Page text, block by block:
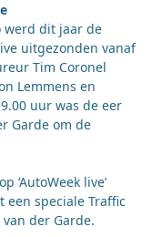
werd dit jaar de
uitgezonden vanaf
Tim Coronel
Lemmens en
uur was de eer
Garde om de
‘AutoWeek live’
een speciale Traffic
der Garde.